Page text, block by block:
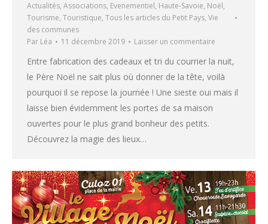
Actualités, Associations, Evenementiel, Haute-Savoie, Noël,
Tourisme, Touristique, Tous les articles du Petit Pays, Vie
des communes
Par Léa 11 décembre 2019 Laisser un commentaire
Entre fabrication des cadeaux et tri du courrier la nuit,
le Père Noël ne sait plus où donner de la tête, voilà
pourquoi il se repose la journée ! Une sieste oui mais il
laisse bien évidemment les portes de sa maison
ouvertes pour le plus grand bonheur des petits.
Découvrez la magie des lieux…